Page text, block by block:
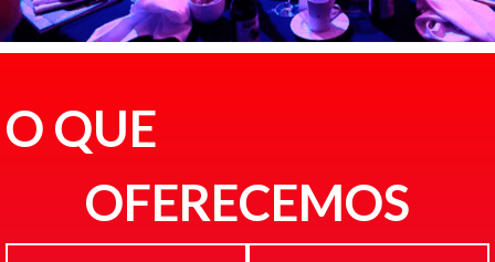
O QUE
OFERECEMOS